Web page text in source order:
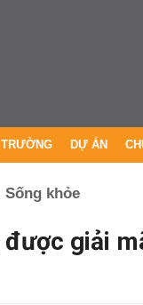
DỰ ÁN
Sống khỏe
được giải